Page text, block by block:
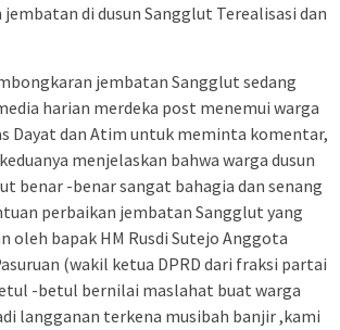
di dusun Sangglut Terealisasi dan
jembatan Sangglut sedang
harian merdeka post menemui warga
Dayat dan Atim untuk meminta komentar,
menjelaskan bahwa warga dusun
benar -benar sangat bahagia dan senang
perbaikan jembatan Sangglut yang
oleh bapak HM Rusdi Sutejo Anggota
(wakil ketua DPRD dari fraksi partai
-betul bernilai maslahat buat warga
langganan terkena musibah banjir ,kami